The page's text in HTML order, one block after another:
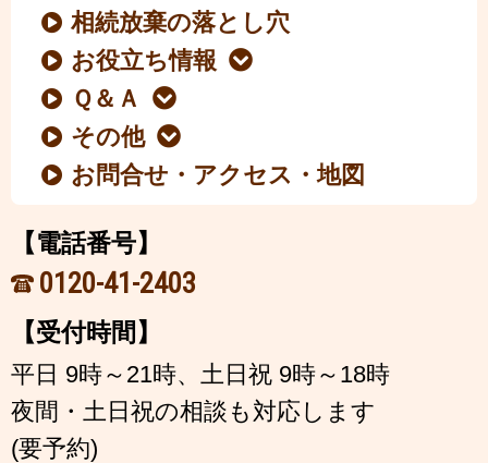
相続放棄の落とし穴
お役立ち情報
Ｑ＆Ａ
その他
お問合せ・アクセス・地図
【電話番号】
0120-41-2403
【受付時間】
平日 9時～21時、土日祝 9時～18時
夜間・土日祝の相談も対応します
(要予約)